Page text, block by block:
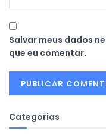
Salvar meus dados
que eu comentar.
Categorias